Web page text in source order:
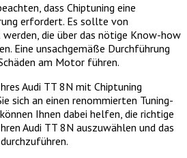
dass Chiptuning eine
erfordert. Es sollte von
die über das nötige Know-how
Eine unsachgemäße Durchführung
am Motor führen.
Audi TT 8N mit Chiptuning
sich an einen renommierten Tuning-
Ihnen dabei helfen, die richtige
Audi TT 8N auszuwählen und das